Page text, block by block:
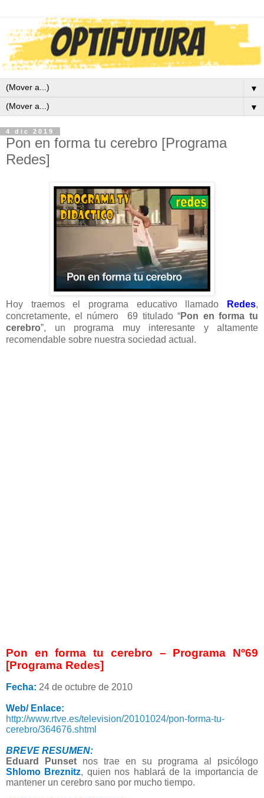
▼
▼
4 dic 2019
Pon en forma tu cerebro [Programa
Redes]
Hoy traemos el programa educativo llamado Redes,
concretamente, el número 69 titulado “Pon en forma tu
cerebro”, un programa muy interesante y altamente
recomendable sobre nuestra sociedad actual.
Pon en forma tu cerebro – Programa Nº69
[Programa Redes]
Fecha: 24 de octubre de 2010
Web/ Enlace:
http://www.rtve.es/television/20101024/pon-forma-tu-
cerebro/364676.shtml
BREVE RESUMEN:
Eduard Punset nos trae en su programa al psicólogo
Shlomo Breznitz, quien nos hablará de la importancia de
mantener un cerebro sano por mucho tiempo.